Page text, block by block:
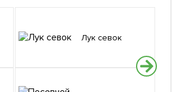
Лук севок